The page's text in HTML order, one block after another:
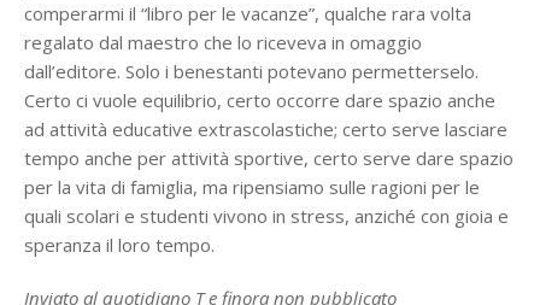
comperarmi il “libro per le vacanze”, qualche rara volta
regalato dal maestro che lo riceveva in omaggio
dall’editore. Solo i benestanti potevano permetterselo.
Certo ci vuole equilibrio, certo occorre dare spazio anche
ad attività educative extrascolastiche; certo serve lasciare
tempo anche per attività sportive, certo serve dare spazio
per la vita di famiglia, ma ripensiamo sulle ragioni per le
quali scolari e studenti vivono in stress, anziché con gioia e
speranza il loro tempo.
Inviato al quotidiano T e finora non pubblicato